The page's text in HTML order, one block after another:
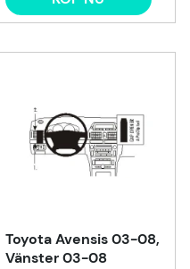
Toyota Avensis 03-08,
Vänster 03-08